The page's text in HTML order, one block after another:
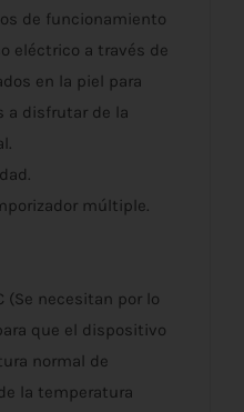
de funcionamiento
eléctrico a través de
en la piel para
a disfrutar de la
múltiple.
(Se necesitan por lo
que el dispositivo
normal de
la temperatura